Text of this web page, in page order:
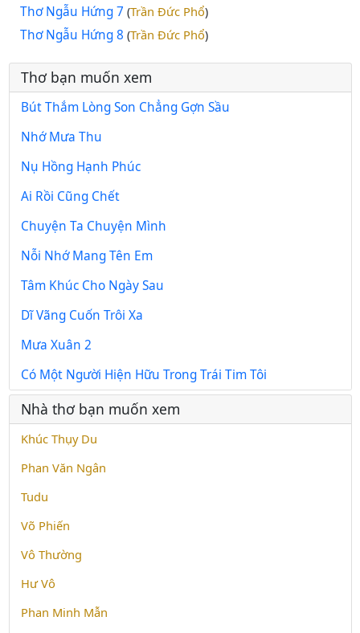
Thơ Ngẫu Hứng 7 (Trần Đức Phổ)
Thơ Ngẫu Hứng 8 (Trần Đức Phổ)
Thơ bạn muốn xem
Bút Thắm Lòng Son Chẳng Gợn Sầu
Nhớ Mưa Thu
Nụ Hồng Hạnh Phúc
Ai Rồi Cũng Chết
Chuyện Ta Chuyện Mình
Nỗi Nhớ Mang Tên Em
Tâm Khúc Cho Ngày Sau
Dĩ Vãng Cuốn Trôi Xa
Mưa Xuân 2
Có Một Người Hiện Hữu Trong Trái Tim Tôi
Nhà thơ bạn muốn xem
Khúc Thụy Du
Phan Văn Ngân
Tudu
Võ Phiến
Vô Thường
Hư Vô
Phan Minh Mẫn